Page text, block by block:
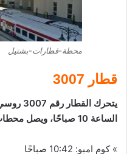
محطة-قطارات-بشتيل
قطار 3007
يتحرك
الساعة 10 صباحًا، ويصل محطات:
» كوم امبو: 10:42 صباحًا